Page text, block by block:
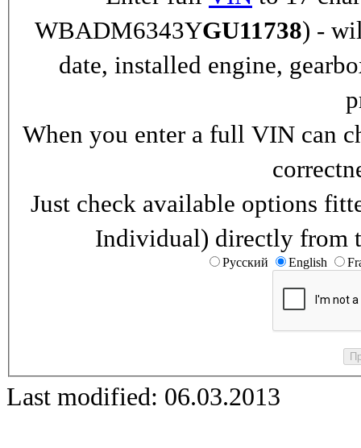
WBADM6343YGU11738) -
date, installed engine,
When you enter a full VIN can
Just check available options
Individual) directly from
Русский English
Last modified: 06.03.2013